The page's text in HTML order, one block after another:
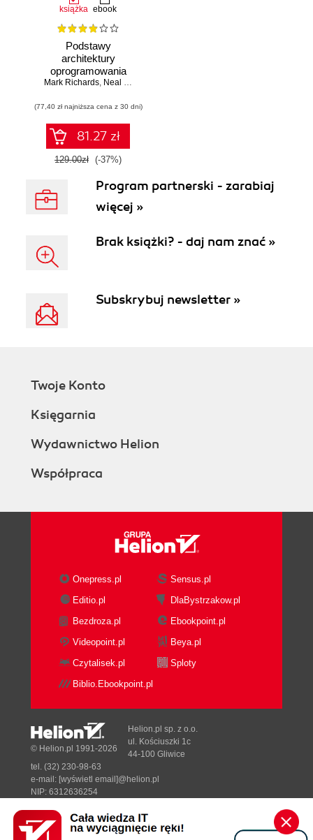
książka ebook
Podstawy
architektury
oprogramowania
dla inżynierów.
Mark Richards, Neal Ford
(77,40 zł najniższa cena z 30 dni)
81.27 zł
129.00zł (-37%)
Program partnerski - zarabiaj
więcej »
Brak książki? - daj nam znać »
Subskrybuj newsletter »
Twoje Konto
Księgarnia
Wydawnictwo Helion
Współpraca
Onepress.pl
Sensus.pl
Editio.pl
DlaBystrzakow.pl
Bezdroza.pl
Ebookpoint.pl
Videopoint.pl
Beya.pl
Czytalisek.pl
Sploty
Biblio.Ebookpoint.pl
Designed with ♥ byTonik.pl
© Helion.pl 1991-2026
Helion.pl sp. z o.o.
ul. Kościuszki 1c
44-100 Gliwice
tel. (32) 230-98-63
e-mail: [wyświetl email]@helion.pl
NIP: 6312636254